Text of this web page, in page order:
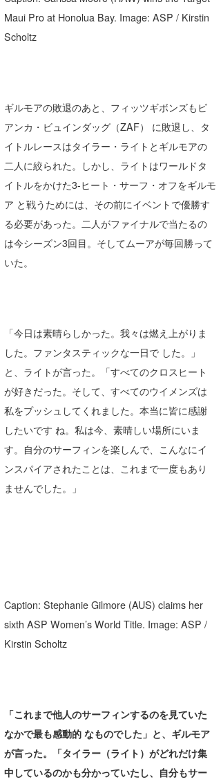
Maui Pro at Honolua Bay. Image: ASP / Kirstin
Scholtz
ギルモアの敗退のあと、フィッツギボンズもビ
アンカ・ビュインダッグ（ZAF） に敗退し、タ
イトルレースはタイラー・ライトとギルモアの
二人に絞られた。しかし、ライトはワールドタ
イトルをかけた3-ヒート・サーフ・オフをギルモ
ア と戦うためには、その前にイベントで優勝す
る必要があった。二人がファイナルで当たるの
は今シーズン3回目。そしてムーアが毎回勝って
いた。
「今日は素晴らしかった。我々は燃え上がりま
した。ファンタスティックな一日で した。」
と、ライトが言った。「すべてのクロスヒート
が好きだった。そして、すべてのウイメンズは
私をプッシュしてくれました。本当に皆に感謝
したいです ね。私は今、素晴しい場所にいま
す。自分のサーフィンを楽しんで、こんなにイ
ンスパイアされたことは、これまで一度もあり
ませんでした。」
Caption: Stephanie Gilmore (AUS) claims her
sixth ASP Women’s World Title. Image: ASP /
Kirstin Scholtz
「これまで他人のサーフィンするのを見ていた
なかで最も感動的 なものでした」と、ギルモア
が言った。「タイラー（ライト）がどれだけ集
中しているのかも分かっていたし、自分もサー
上田純子
上條将美
SancheZ
ゴン
wanda
予報士 hiro.
banpaku
Romisea